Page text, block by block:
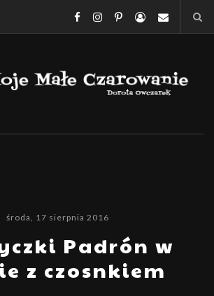
środa, 17 sierpnia 2016
Padrón w
z czosnkiem